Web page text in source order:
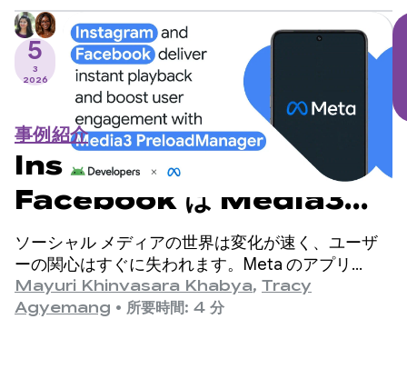
とを懸念していました。
5
3
2026
事例紹介
Instagram と
Facebook は Media3
PreloadManager で即時
再生を実現し、ユーザー エン
ゲージメントを向上
ソーシャル メディアの世界は変化が速く、ユーザ
ーの関心はすぐに失われます。Meta のアプリ
（Facebook と Instagram）は、世界最大級のソー
シャル プラットフォームであり、世界中で数十億
Mayuri Khinvasara Khabya, Tracy
Agyemang • 所要時間: 4 分